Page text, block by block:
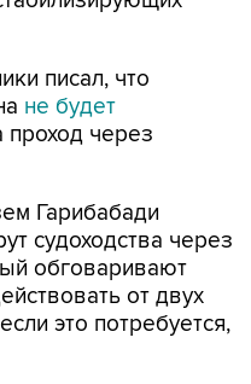
писал, что
не будет
проход через
Гарибабади
судоходства через
обговаривают
от двух
это потребуется,